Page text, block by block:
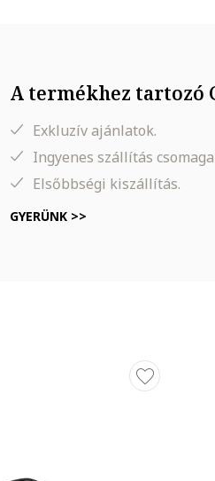
A termékhez tartozó
Exkluzív ajánlatok.
Ingyenes szállítás
Elsőbbségi kiszállítás.
GYERÜNK >>